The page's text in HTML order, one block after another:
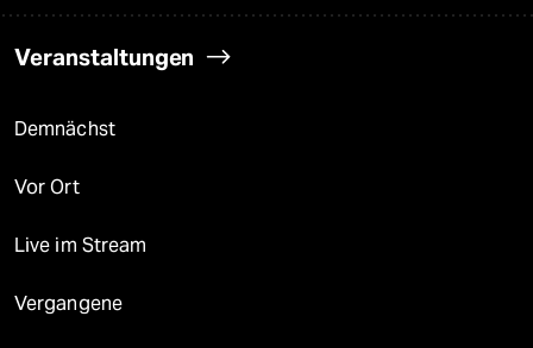
Veranstaltungen
Demnächst
Vor Ort
Live im Stream
Vergangene